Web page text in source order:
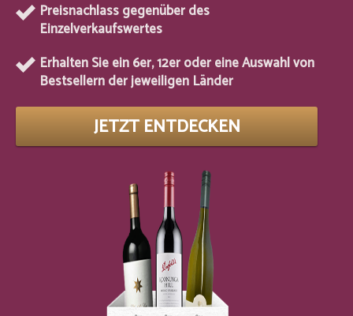
Preisnachlass gegenüber des
Einzelverkaufswertes
Erhalten Sie ein 6er, 12er oder eine Auswahl von
Bestsellern der jeweiligen Länder
JETZT ENTDECKEN